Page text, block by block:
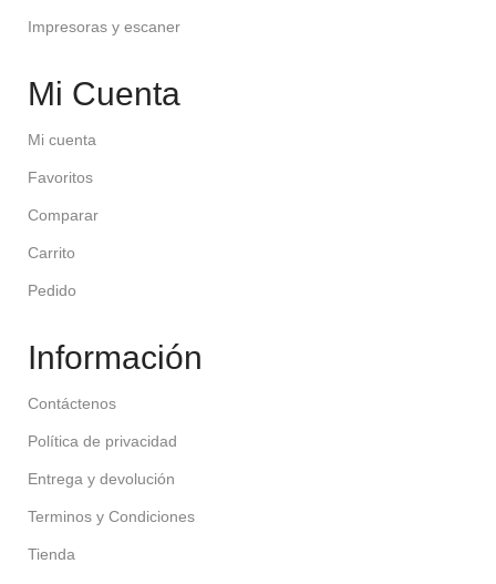
Impresoras y escaner
Mi Cuenta
Mi cuenta
Favoritos
Comparar
Carrito
Pedido
Información
Contáctenos
Política de privacidad
Entrega y devolución
Terminos y Condiciones
Tienda